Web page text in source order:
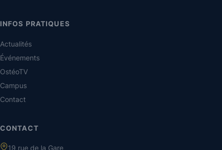
INFOS PRATIQUES
Actualités
Événements
OstéoTV
Campus
Contact
CONTACT
19 rue de la Gare